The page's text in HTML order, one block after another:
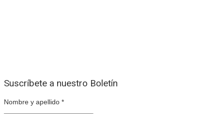
Suscríbete a nuestro Boletín
Nombre y apellido *